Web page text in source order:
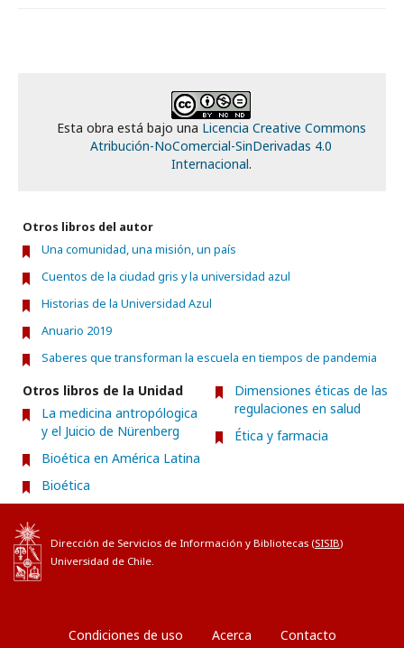
Esta obra está bajo una Licencia Creative Commons
Atribución-NoComercial-SinDerivadas 4.0
Internacional.
Otros libros del autor
Una comunidad, una misión, un país
Cuentos de la ciudad gris y la universidad azul
Historias de la Universidad Azul
Anuario 2019
Saberes que transforman la escuela en tiempos de pandemia
Otros libros de la Unidad
La medicina antropólogica
y el Juicio de Nürenberg
Bioética en América Latina
Bioética
Dimensiones éticas de las
regulaciones en salud
Ética y farmacia
Dirección de Servicios de Información y Bibliotecas (SISIB)
Universidad de Chile.
Condiciones de uso Acerca Contacto